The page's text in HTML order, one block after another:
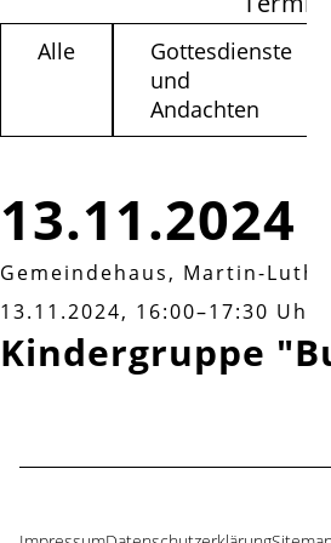
13.11.2024
Alle
Gottesdienste
und
Andachten
Gemeindehaus, Martin-
13.11.2024, 16:00–17:30 Uhr
Kindergruppe